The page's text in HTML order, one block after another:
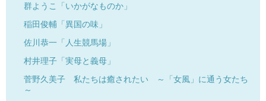
群ようこ「いかがなものか」
稲田俊輔「異国の味」
佐川恭一「人生競馬場」
村井理子「実母と義母」
菅野久美子 私たちは癒されたい ～「女風」に通う女たち
～